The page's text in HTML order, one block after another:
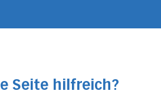
Seite hilfreich?